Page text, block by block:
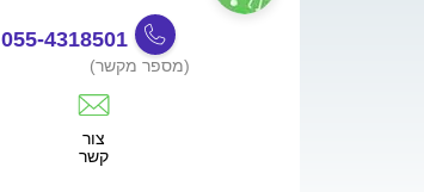
055-4318501
(מספר מקשר)
צור
קשר